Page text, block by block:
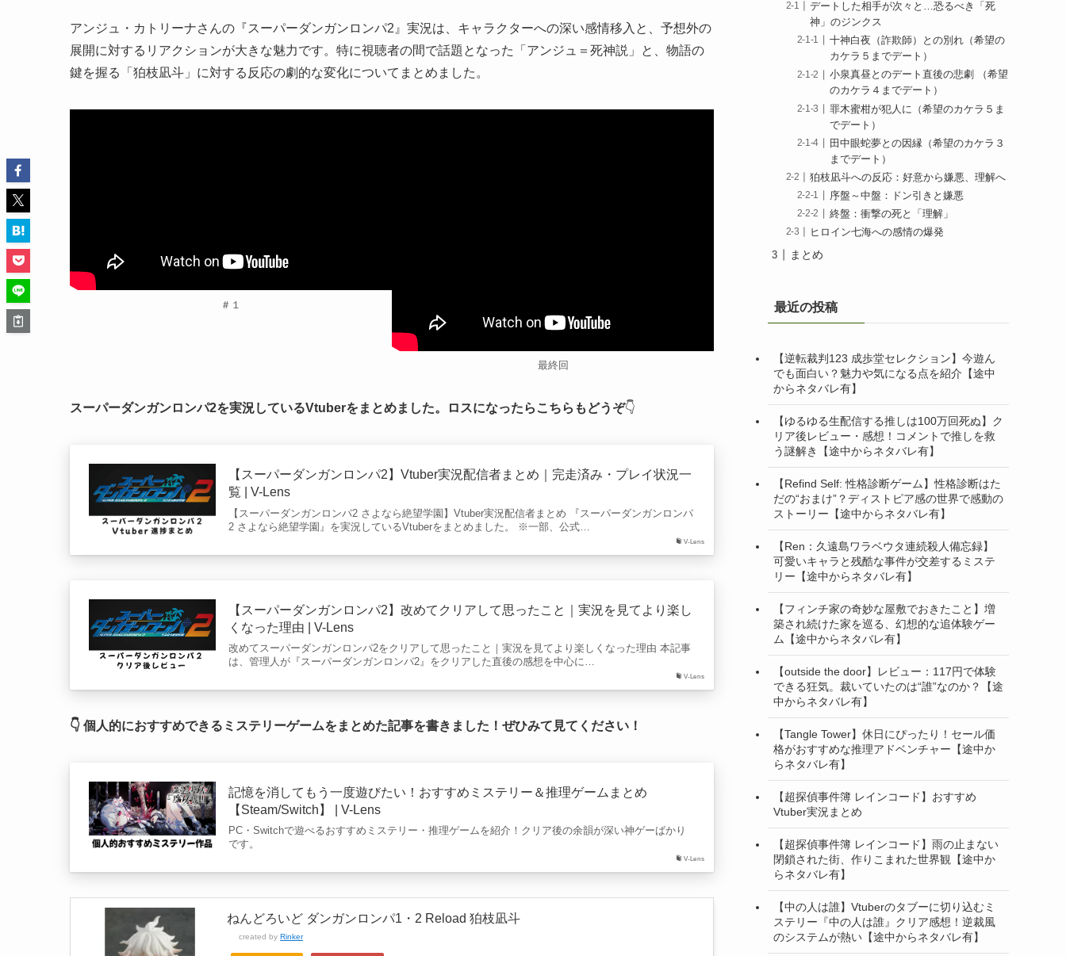
アンジュ・カトリーナさんの『スーパーダンガンロンパ2』実況は、キャラクターへの深い感情移入と、予想外の
展開に対するリアクションが大きな魅力です。特に視聴者の間で話題となった「アンジュ＝死神説」と、物語の
鍵を握る「狛枝凪斗」に対する反応の劇的な変化についてまとめました。
＃１
最終回
スーパーダンガンロンパ2を実況しているVtuberをまとめました。ロスになったらこちらもどうぞ👇
V-Lens
【スーパーダンガンロンパ2】Vtuber実況配信者まとめ｜完走済み・プレイ状況一
覧 | V-Lens
【スーパーダンガンロンパ2 さよなら絶望学園】Vtuber実況配信者まとめ 『スーパーダンガンロンパ
2 さよなら絶望学園』を実況しているVtuberをまとめました。 ※一部、公式…
V-Lens
【スーパーダンガンロンパ2】改めてクリアして思ったこと｜実況を見てより楽し
くなった理由 | V-Lens
改めてスーパーダンガンロンパ2をクリアして思ったこと｜実況を見てより楽しくなった理由 本記事
は、管理人が『スーパーダンガンロンパ2』をクリアした直後の感想を中心に…
👇 個人的におすすめできるミステリーゲームをまとめた記事を書きました！ぜひみて見てください！
V-Lens
記憶を消してもう一度遊びたい！おすすめミステリー＆推理ゲームまとめ
【Steam/Switch】 | V-Lens
PC・Switchで遊べるおすすめミステリー・推理ゲームを紹介！クリア後の余韻が深い神ゲーばかり
です。
ねんどろいど ダンガンロンパ1・2 Reload 狛枝凪斗
created by Rinker
デートした相手が次々と…恐るべき「死
神」のジンクス
十神白夜（詐欺師）との別れ（希望の
カケラ５までデート）
小泉真昼とのデート直後の悲劇 （希望
のカケラ４までデート）
罪木蜜柑が犯人に（希望のカケラ５ま
でデート）
田中眼蛇夢との因縁（希望のカケラ３
までデート）
狛枝凪斗への反応：好意から嫌悪、理解へ
序盤～中盤：ドン引きと嫌悪
終盤：衝撃の死と「理解」
ヒロイン七海への感情の爆発
まとめ
最近の投稿
【逆転裁判123 成歩堂セレクション】今遊ん
でも面白い？魅力や気になる点を紹介【途中
からネタバレ有】
【ゆるゆる生配信する推しは100万回死ぬ】ク
リア後レビュー・感想！コメントで推しを救
う謎解き【途中からネタバレ有】
【Refind Self: 性格診断ゲーム】性格診断はた
だの“おまけ”？ディストピア感の世界で感動の
ストーリー【途中からネタバレ有】
【Ren：久遠島ワラベウタ連続殺人備忘録】
可愛いキャラと残酷な事件が交差するミステ
リー【途中からネタバレ有】
【フィンチ家の奇妙な屋敷でおきたこと】増
築され続けた家を巡る、幻想的な追体験ゲー
ム【途中からネタバレ有】
【outside the door】レビュー：117円で体験
できる狂気。裁いていたのは“誰”なのか？【途
中からネタバレ有】
【Tangle Tower】休日にぴったり！セール価
格がおすすめな推理アドベンチャー【途中か
らネタバレ有】
【超探偵事件簿 レインコード】おすすめ
Vtuber実況まとめ
【超探偵事件簿 レインコード】雨の止まない
閉鎖された街、作りこまれた世界観【途中か
らネタバレ有】
【中の人は誰】Vtuberのタブーに切り込むミ
ステリー『中の人は誰』クリア感想！逆裁風
のシステムが熱い【途中からネタバレ有】